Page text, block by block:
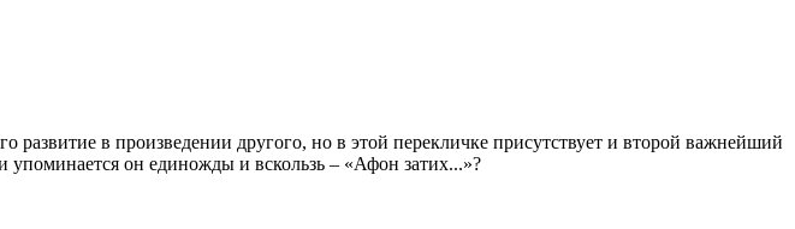
в произведении другого, но в этой перекличке присутствует и второй важнейший
он единожды и вскользь – «Афон затих...»?